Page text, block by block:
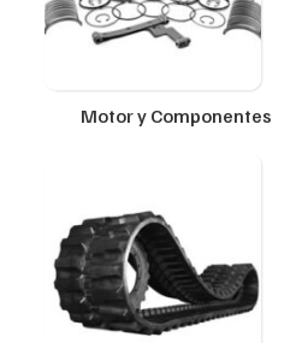
Motor y Componentes